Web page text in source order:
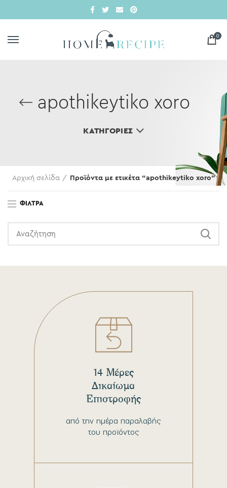
0
apothikeytiko xoro
ΚΑΤΗΓΟΡΊΕΣ
Αρχική σελίδα Προϊόντα με ετικέτα “apothikeytiko xoro”
ΦΊΛΤΡΑ
από την ημέρα παραλαβής
του προϊόντος
14 Μέρες
Δικαίωμα
Επιστροφής